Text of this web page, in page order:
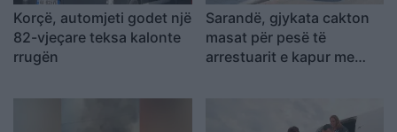
Korçë, automjeti godet një
82-vjeçare teksa kalonte
rrugën
Sarandë, gjykata cakton
masat për pesë të
arrestuarit e kapur me